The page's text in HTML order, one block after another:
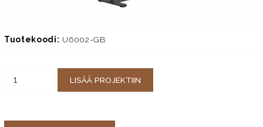
Tuotekoodi: U6002-GB
LISÄÄ PROJEKTIIN